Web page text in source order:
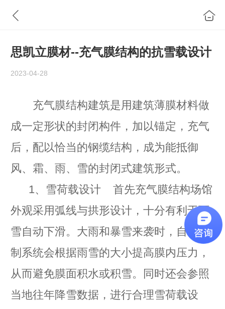
思凯立膜材--充气膜结构的抗雪载设计
2023-04-28
充气膜结构建筑是用建筑薄膜材料做
成一定形状的封闭构件，加以锚定，充气
后，配以恰当的钢缆结构，成为能抵御
风、霜、雨、雪的封闭式建筑形式。
1、雪荷载设计 首先充气膜结构场馆
外观采用弧线与拱形设计，十分有利于雨
雪自动下滑。大雨和暴雪来袭时，自动控
制系统会根据雨雪的大小提高膜内压力，
从而避免膜面积水或积雪。同时还会参照
当地往年降雪数据，进行合理雪荷载设